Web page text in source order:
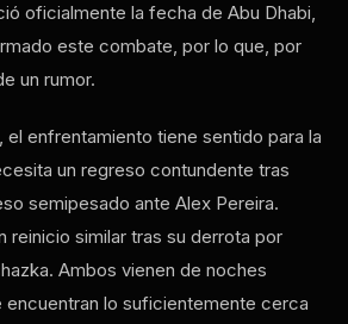
oficialmente la fecha de Abu Dhabi,
este combate, por lo que, por
un rumor.
el enfrentamiento tiene sentido para la
un regreso contundente tras
semipesado ante Alex Pereira.
reinicio similar tras su derrota por
Ambos vienen de noches
encuentran lo suficientemente cerca